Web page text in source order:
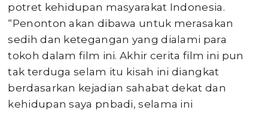
potret kehidupan masyarakat Indonesia.
“Penonton akan dibawa untuk merasakan
sedih dan ketegangan yang dialami para
tokoh dalam film ini. Akhir cerita film ini pun
tak terduga selam itu kisah ini diangkat
berdasarkan kejadian sahabat dekat dan
kehidupan saya pnbadi, selama ini